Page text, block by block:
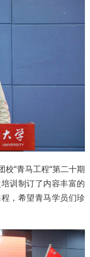
“青马工程“第二十期
训制订了内容丰富的
，希望青马学员们珍